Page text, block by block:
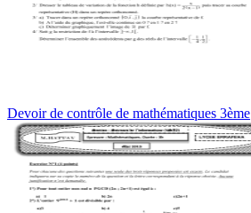
Devoir de contrôle de mathématiques 3ème